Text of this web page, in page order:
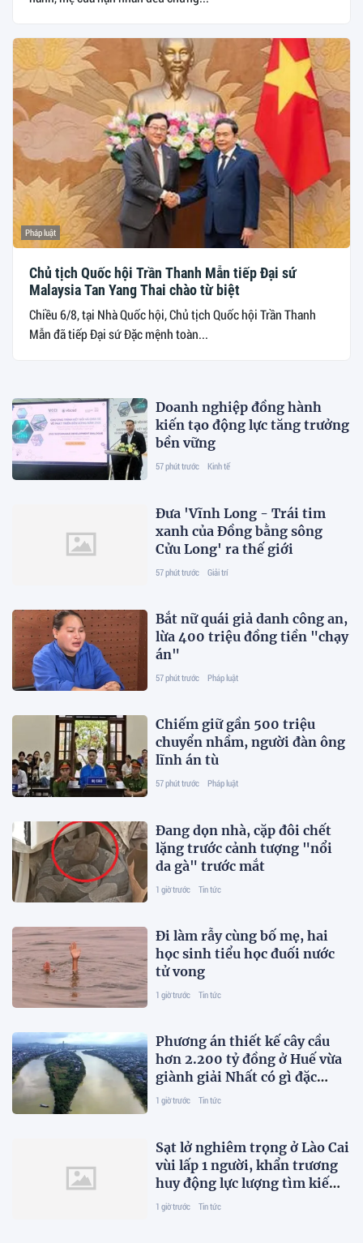
Pháp luật
Chủ tịch Quốc hội Trần Thanh Mẫn tiếp Đại sứ
Malaysia Tan Yang Thai chào từ biệt
Chiều 6/8, tại Nhà Quốc hội, Chủ tịch Quốc hội Trần Thanh
Mẫn đã tiếp Đại sứ Đặc mệnh toàn...
Doanh nghiệp đồng hành
kiến tạo động lực tăng trưởng
bền vững
57 phút trước Kinh tế
Đưa 'Vĩnh Long - Trái tim
xanh của Đồng bằng sông
Cửu Long' ra thế giới
57 phút trước Giải trí
Bắt nữ quái giả danh công an,
lừa 400 triệu đồng tiền "chạy
án"
57 phút trước Pháp luật
Chiếm giữ gần 500 triệu
chuyển nhầm, người đàn ông
lĩnh án tù
57 phút trước Pháp luật
Đang dọn nhà, cặp đôi chết
lặng trước cảnh tượng "nổi
da gà" trước mắt
1 giờ trước Tin tức
Đi làm rẫy cùng bố mẹ, hai
học sinh tiểu học đuối nước
tử vong
1 giờ trước Tin tức
Phương án thiết kế cây cầu
hơn 2.200 tỷ đồng ở Huế vừa
giành giải Nhất có gì đặc
biệt?
1 giờ trước Tin tức
Sạt lở nghiêm trọng ở Lào Cai
vùi lấp 1 người, khẩn trương
huy động lực lượng tìm kiếm
nạn nhân
1 giờ trước Tin tức